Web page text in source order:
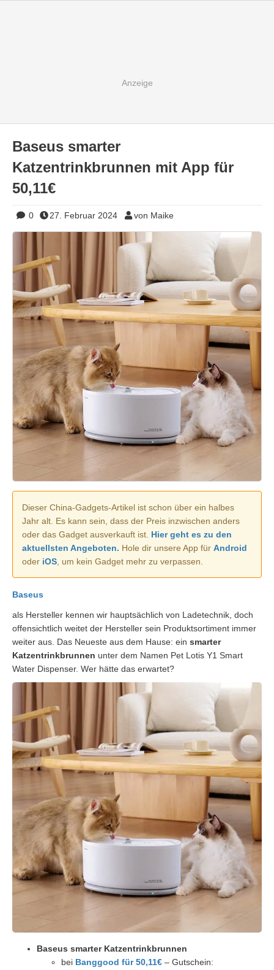
Baseus smarter
Katzentrinkbrunnen mit App für
50,11€
0 27. Februar 2024 von Maike
Dieser China-Gadgets-Artikel ist schon über ein halbes
Jahr alt. Es kann sein, dass der Preis inzwischen anders
oder das Gadget ausverkauft ist. Hier geht es zu den
aktuellsten Angeboten. Hole dir unsere App für Android
oder iOS , um kein Gadget mehr zu verpassen.
Baseus
als Hersteller kennen wir hauptsächlich von Ladetechnik, doch
offensichtlich weitet der Hersteller sein Produktsortiment immer
weiter aus. Das Neueste aus dem Hause: ein smarter
Katzentrinkbrunnen unter dem Namen Pet Lotis Y1 Smart
Water Dispenser. Wer hätte das erwartet?
Baseus smarter Katzentrinkbrunnen
bei Banggood für 50,11€ – Gutschein: